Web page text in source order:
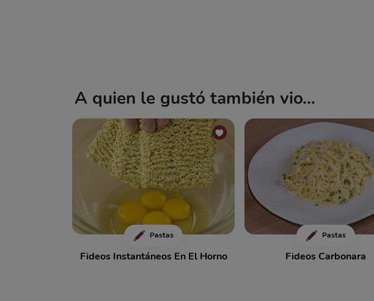
A quien le gustó también vio...
Pastas
Fideos Instantáneos En El Horno
Pastas
Fideos Carbonara